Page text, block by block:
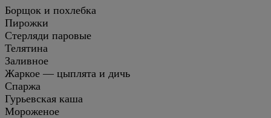
Борщок и похлебка
Пирожки
Стерляди паровые
Телятина
Заливное
Жаркое — цыплята и дичь
Спаржа
Гурьевская каша
Мороженое